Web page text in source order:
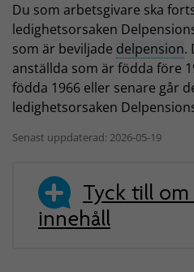
Du som arbetsgivare ska
ledighetsorsaken
som är beviljade delpension.
anställda som är födda före
födda 1966 eller senare går
ledighetsorsaken
Senast uppdaterad: 2026-05-19
Tyck till om
innehåll